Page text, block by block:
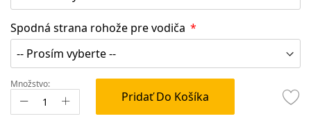
Spodná strana rohože pre vodiča
Množstvo:
Pridať Do Košíka